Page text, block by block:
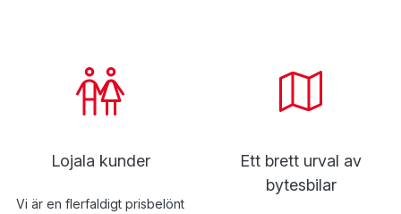
Lojala kunder
Vi är en flerfaldigt prisbelönt
Ett brett urval av
bytesbilar